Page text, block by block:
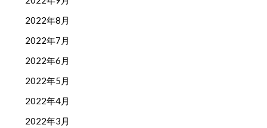
2022年8月
2022年7月
2022年6月
2022年5月
2022年4月
2022年3月